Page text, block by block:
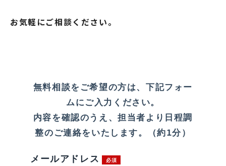
お気軽にご相談ください。
無料相談をご希望の方は、下記フォー
ムにご入力ください。
内容を確認のうえ、担当者より日程調
整のご連絡をいたします。（約1分）
メールアドレス